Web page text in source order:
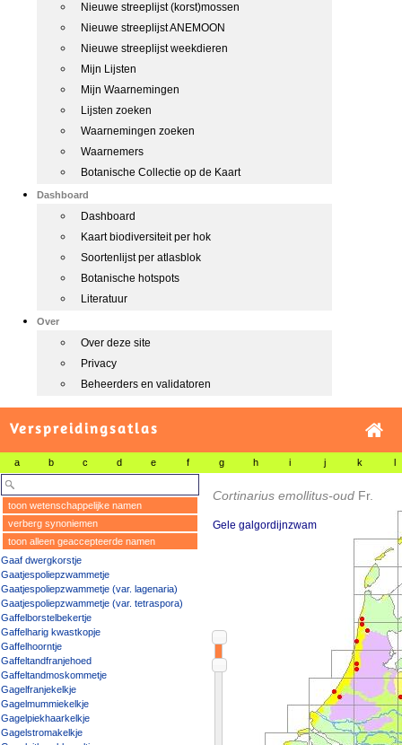
Nieuwe streeplijst (korst)mossen
Nieuwe streeplijst ANEMOON
Nieuwe streeplijst weekdieren
Mijn Lijsten
Mijn Waarnemingen
Lijsten zoeken
Waarnemingen zoeken
Waarnemers
Botanische Collectie op de Kaart
Dashboard
Dashboard
Kaart biodiversiteit per hok
Soortenlijst per atlasblok
Botanische hotspots
Literatuur
Over
Over deze site
Privacy
Beheerders en validatoren
Verspreidingsatlas
a b c d e f g h i j k l
toon wetenschappelijke namen
verberg synoniemen
toon alleen geaccepteerde namen
Gaaf dwergkorstje
Gaatjespoliepzwammetje
Gaatjespoliepzwammetje (var. lagenaria)
Gaatjespoliepzwammetje (var. tetraspora)
Gaffelborstelbekertje
Gaffelharig kwastkopje
Gaffelhoorntje
Gaffeltandfranjehoed
Gaffeltandmoskommetje
Gagelfranjekelkje
Gagelmummiekelkje
Gagelpiekhaarkelkje
Gagelstromakelkje
Cortinarius emollitus-oud Fr.
Gele galgordijnzwam